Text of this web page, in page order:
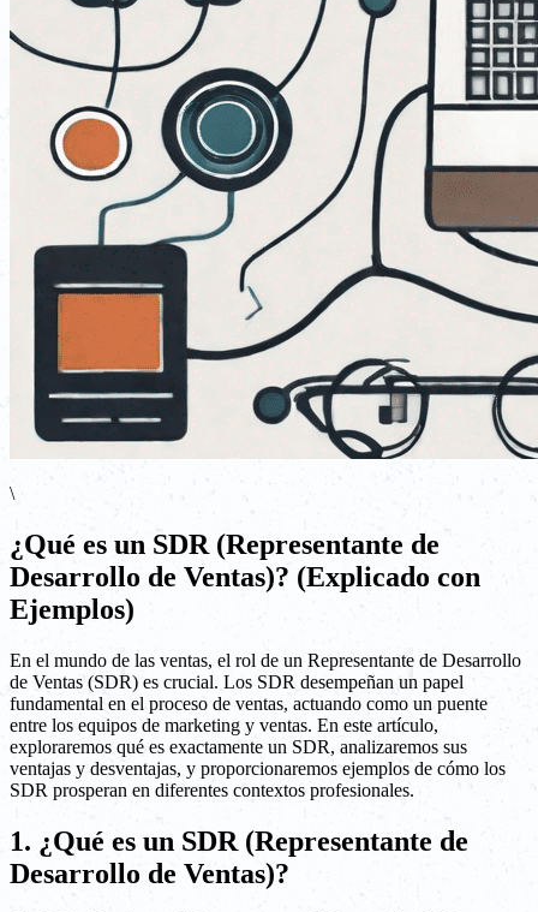
\
¿Qué es un SDR (Representante de
Desarrollo de Ventas)? (Explicado con
Ejemplos)
En el mundo de las ventas, el rol de un Representante de Desarrollo
de Ventas (SDR) es crucial. Los SDR desempeñan un papel
fundamental en el proceso de ventas, actuando como un puente
entre los equipos de marketing y ventas. En este artículo,
exploraremos qué es exactamente un SDR, analizaremos sus
ventajas y desventajas, y proporcionaremos ejemplos de cómo los
SDR prosperan en diferentes contextos profesionales.
1. ¿Qué es un SDR (Representante de
Desarrollo de Ventas)?